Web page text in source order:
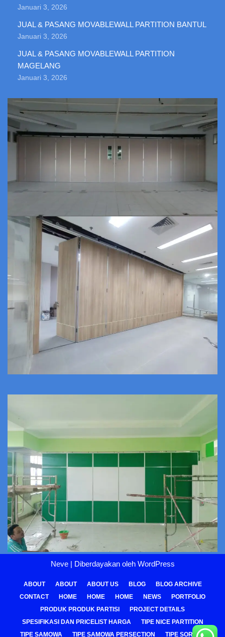
Januari 3, 2026
JUAL & PASANG MOVABLEWALL PARTITION BANTUL
Januari 3, 2026
JUAL & PASANG MOVABLEWALL PARTITION
MAGELANG
Januari 3, 2026
Neve| Diberdayakan oleh WordPress
ABOUT ABOUT ABOUT US BLOG
BLOG ARCHIVE
CONTACT
HOME HOME HOME NEWS
PORTFOLIO
PRODUK PRODUK PARTISI
PROJECT DETAILS
SPESIFIKASI DAN PRICELIST HARGA
TIPE NICE PARTITION
TIPE SAMOWA
TIPE SAMOWA PERSECTION TIPE SOREPA